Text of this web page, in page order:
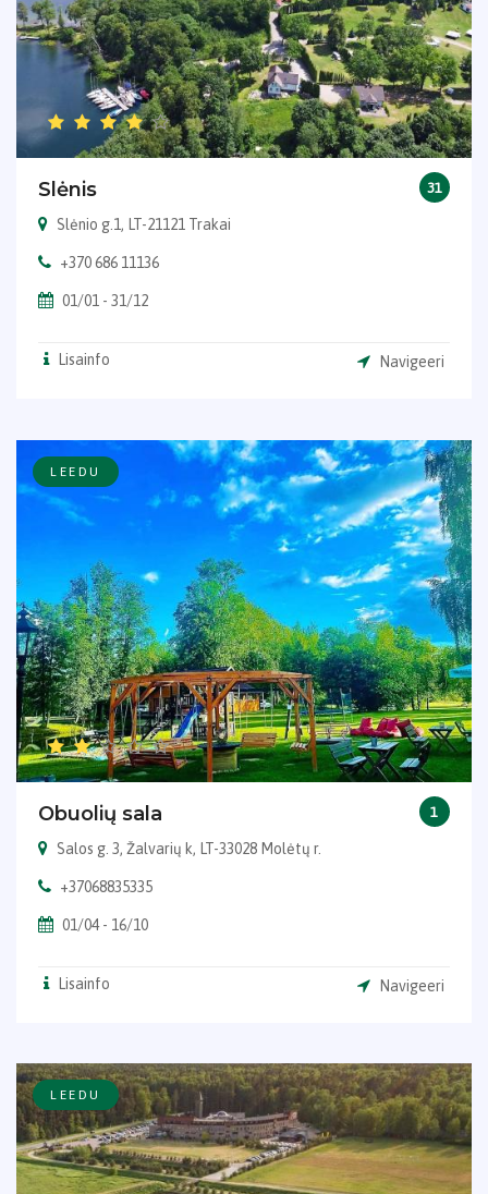
Slėnis 31
Slėnio g.1, LT-21121 Trakai
+370 686 11136
01/01 - 31/12
Lisainfo Navigeeri
LEEDU
Obuolių sala 1
Salos g. 3, Žalvarių k, LT-33028 Molėtų r.
+37068835335
01/04 - 16/10
Lisainfo Navigeeri
LEEDU